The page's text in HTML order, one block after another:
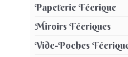
Papeterie Féerique
Miroirs Féeriques
Vide-Poches